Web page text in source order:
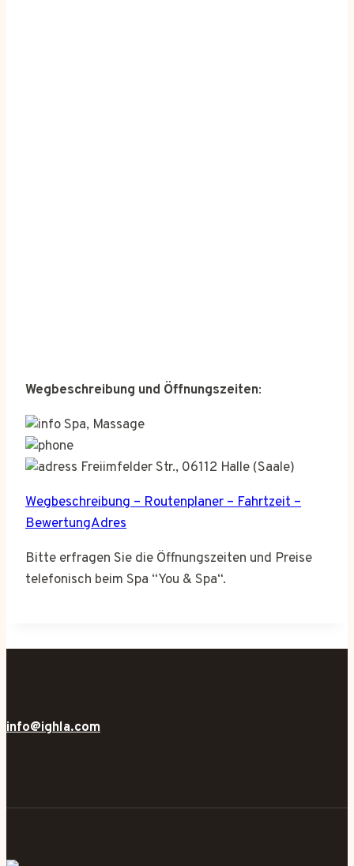
Wegbeschreibung und Öffnungszeiten:
Spa, Massage
Freiimfelder Str., 06112 Halle (Saale)
Wegbeschreibung – Routenplaner – Fahrtzeit –
BewertungAdres
Bitte erfragen Sie die Öffnungszeiten und Preise
telefonisch beim Spa “You & Spa“.
info@ighla.com